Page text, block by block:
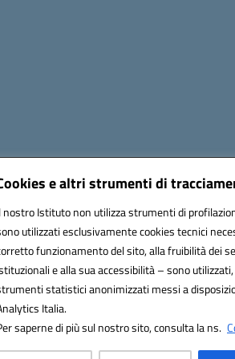
e altri strumenti di
nostro Istituto non utilizza strumenti di
utilizzati esclusivamente cookies tecnici
funzionamento del sito, alla fruibilità dei
e alla sua accessibilità – sono
statistici anonimizzati messi a
Italia.
saperne di più sul nostro sito, consulta la ns.
Seguici su: